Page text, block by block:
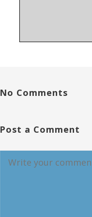
No Comments
Post a Comment